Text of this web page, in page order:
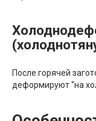
После горячей
деформируют “на